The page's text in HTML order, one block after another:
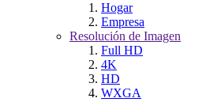
Hogar
Empresa
Resolución de Imagen
Full HD
4K
HD
WXGA